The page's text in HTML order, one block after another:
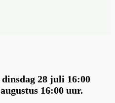
28 juli 16:00
16:00 uur.